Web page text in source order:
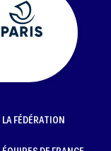
LA FÉDÉRATION